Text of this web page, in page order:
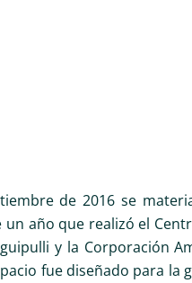
de 2016 se
un año que realizó el
y la Corporación
fue diseñado para la